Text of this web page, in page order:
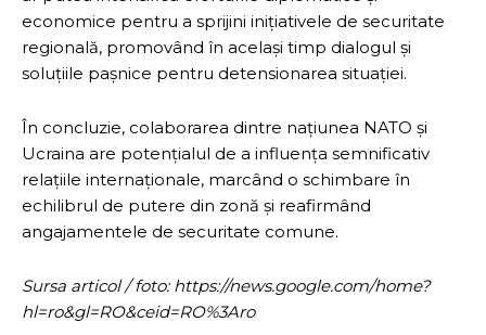
economice pentru a sprijini inițiativele de securitate
regională, promovând în același timp dialogul și
soluțiile pașnice pentru detensionarea situației.
În concluzie, colaborarea dintre națiunea NATO și
Ucraina are potențialul de a influența semnificativ
relațiile internaționale, marcând o schimbare în
echilibrul de putere din zonă și reafirmând
angajamentele de securitate comune.
Sursa articol / foto: https://news.google.com/home?
hl=ro&gl=RO&ceid=RO%3Aro